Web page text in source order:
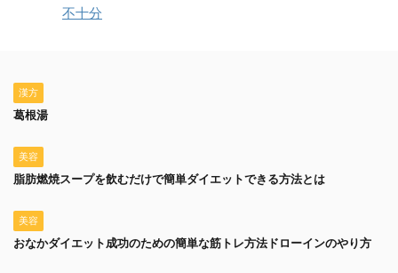
不十分
漢方
葛根湯
美容
脂肪燃焼スープを飲むだけで簡単ダイエットできる方法とは
美容
おなかダイエット成功のための簡単な筋トレ方法ドローインのやり方